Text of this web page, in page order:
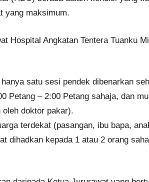
yang maksimum.
Hospital Angkatan Tentera Tuanku
hanya satu sesi pendek dibenarkan
Petang – 2:00 Petang sahaja, dan
oleh doktor pakar).
terdekat (pasangan, ibu bapa,
dihadkan kepada 1 atau 2 orang